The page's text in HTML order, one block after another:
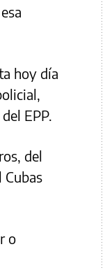
hoy día
EPP.
del
Cubas
o